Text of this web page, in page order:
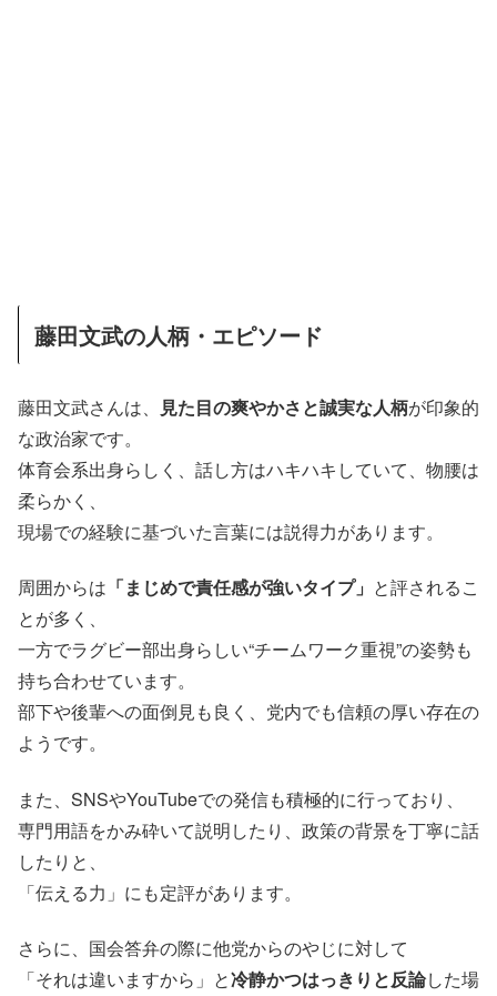
藤田文武の人柄・エピソード
藤田文武さんは、 見た目の爽やかさと誠実な人柄が印象的
な政治家です。
体育会系出身らしく、話し方はハキハキしていて、物腰は
柔らかく、
現場での経験に基づいた言葉には説得力があります。
周囲からは 「まじめで責任感が強いタイプ」 と評されるこ
とが多く、
一方でラグビー部出身らしい“チームワーク重視”の姿勢も
持ち合わせています。
部下や後輩への面倒見も良く、党内でも信頼の厚い存在の
ようです。
また、SNSやYouTubeでの発信も積極的に行っており、
専門用語をかみ砕いて説明したり、政策の背景を丁寧に話
したりと、
「伝える力」にも定評があります。
さらに、国会答弁の際に他党からのやじに対して
「それは違いますから」と冷静かつはっきりと反論した場